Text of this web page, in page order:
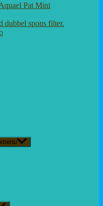
Pat Mini
dubbel spons filter.